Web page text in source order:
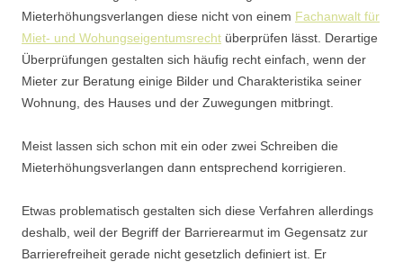
Mieterhöhungsverlangen diese nicht von einem Fachanwalt für
Miet- und Wohungseigentumsrecht überprüfen lässt. Derartige
Überprüfungen gestalten sich häufig recht einfach, wenn der
Mieter zur Beratung einige Bilder und Charakteristika seiner
Wohnung, des Hauses und der Zuwegungen mitbringt.
Meist lassen sich schon mit ein oder zwei Schreiben die
Mieterhöhungsverlangen dann entsprechend korrigieren.
Etwas problematisch gestalten sich diese Verfahren allerdings
deshalb, weil der Begriff der Barrierearmut im Gegensatz zur
Barrierefreiheit gerade nicht gesetzlich definiert ist. Er